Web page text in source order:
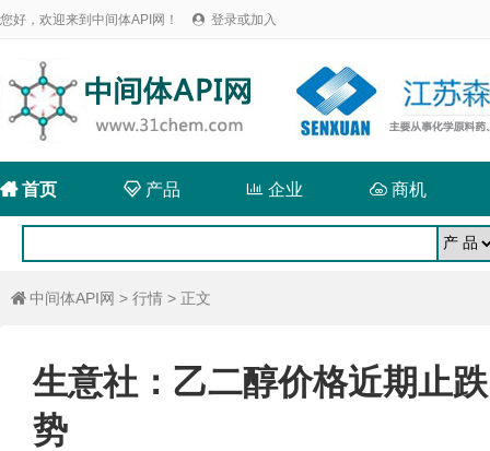
您好，欢迎来到中间体API网！  登录或加入
首页 产品  企业  商机
 中间体API网 > 行情 > 正文
生意社：乙二醇价格近期止
势